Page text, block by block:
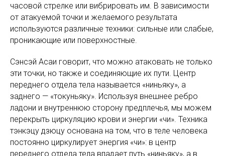
часовой стрелке или вибрировать им. В зависимости
от атакуемой точки и желаемого результата
используются различные техники: сильные или слабые,
проникающие или поверхностные.
Сэнсэй Асаи говорит, что можно атаковать не только
эти точки, но также и соединяющие их пути. Центр
переднего отдела тела называется «ниньяку», а
заднего — «токуньяку». Используя внешнее ребро
ладони и внутреннюю сторону предплечья, мы можем
перекрыть циркуляцию крови и энергии «чи». Техника
тэнкэцу дзюцу основана на том, что в теле человека
постоянно циркулирует энергия «чи»: в центр
переднего отдела тела впадает путь «ниньяку», а в